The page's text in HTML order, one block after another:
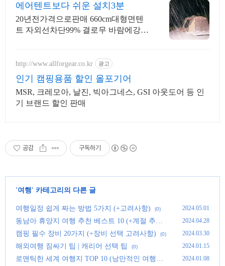
에어텐트보다 쉬운 설치3분
20년전가격으로판매 660cm대형면텐
트 자외선차단99% 결로무 바람에강함
http://www.allforgear.co.kr 광고
인기 캠핑용품 할인 올포기어
MSR, 크레모아, 날진, 빅아그네스, GSI 아웃도어 등 인
기 브랜드 할인 판매
공감 구독하기
'여행' 카테고리의 다른 글
여행일정 쉽게 짜는 방법 5가지 (+고려사항) (0) 2024.05.01
동남아 휴양지 여행 추천 베스트 10 (+계절 추천)
(2)
2024.04.28
캠핑 필수 장비 20가지 (+장비 선택 고려사항) (0) 2024.03.30
해외여행 짐싸기 팁 | 캐리어 선택 팁 (0) 2024.01.15
로맨틱한 세계 여행지 TOP 10 (낭만적인 여행지) 2024.01.08